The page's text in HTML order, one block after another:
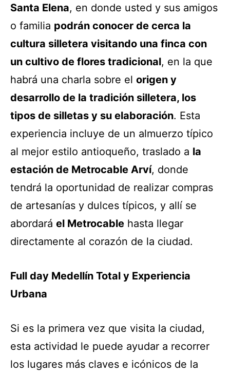
Santa Elena, en donde usted y sus amigos
o familia podrán conocer de cerca la
cultura silletera visitando una finca con
un cultivo de flores tradicional, en la que
habrá una charla sobre el origen y
desarrollo de la tradición silletera, los
tipos de silletas y su elaboración. Esta
experiencia incluye de un almuerzo típico
al mejor estilo antioqueño, traslado a la
estación de Metrocable Arví, donde
tendrá la oportunidad de realizar compras
de artesanías y dulces típicos, y allí se
abordará el Metrocable hasta llegar
directamente al corazón de la ciudad.
Full day Medellín Total y Experiencia
Urbana
Si es la primera vez que visita la ciudad,
esta actividad le puede ayudar a recorrer
los lugares más claves e icónicos de la